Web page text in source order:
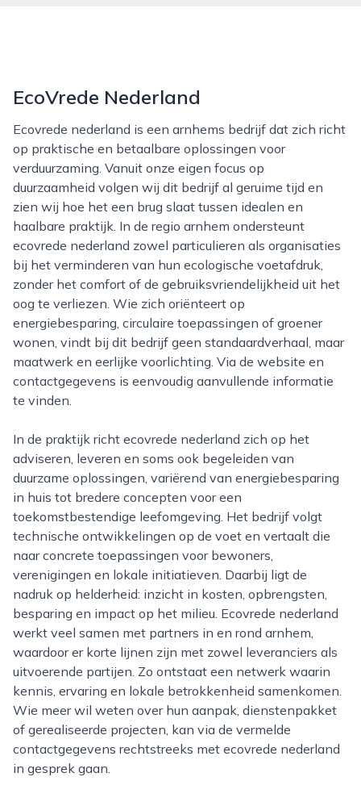
EcoVrede Nederland
Ecovrede nederland is een arnhems bedrijf dat zich richt
op praktische en betaalbare oplossingen voor
verduurzaming. Vanuit onze eigen focus op
duurzaamheid volgen wij dit bedrijf al geruime tijd en
zien wij hoe het een brug slaat tussen idealen en
haalbare praktijk. In de regio arnhem ondersteunt
ecovrede nederland zowel particulieren als organisaties
bij het verminderen van hun ecologische voetafdruk,
zonder het comfort of de gebruiksvriendelijkheid uit het
oog te verliezen. Wie zich oriënteert op
energiebesparing, circulaire toepassingen of groener
wonen, vindt bij dit bedrijf geen standaardverhaal, maar
maatwerk en eerlijke voorlichting. Via de website en
contactgegevens is eenvoudig aanvullende informatie
te vinden.
In de praktijk richt ecovrede nederland zich op het
adviseren, leveren en soms ook begeleiden van
duurzame oplossingen, variërend van energiebesparing
in huis tot bredere concepten voor een
toekomstbestendige leefomgeving. Het bedrijf volgt
technische ontwikkelingen op de voet en vertaalt die
naar concrete toepassingen voor bewoners,
verenigingen en lokale initiatieven. Daarbij ligt de
nadruk op helderheid: inzicht in kosten, opbrengsten,
besparing en impact op het milieu. Ecovrede nederland
werkt veel samen met partners in en rond arnhem,
waardoor er korte lijnen zijn met zowel leveranciers als
uitvoerende partijen. Zo ontstaat een netwerk waarin
kennis, ervaring en lokale betrokkenheid samenkomen.
Wie meer wil weten over hun aanpak, dienstenpakket
of gerealiseerde projecten, kan via de vermelde
contactgegevens rechtstreeks met ecovrede nederland
in gesprek gaan.